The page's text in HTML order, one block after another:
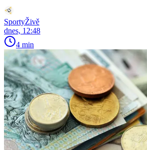
SportyŽivě
dnes, 12:48
4 min